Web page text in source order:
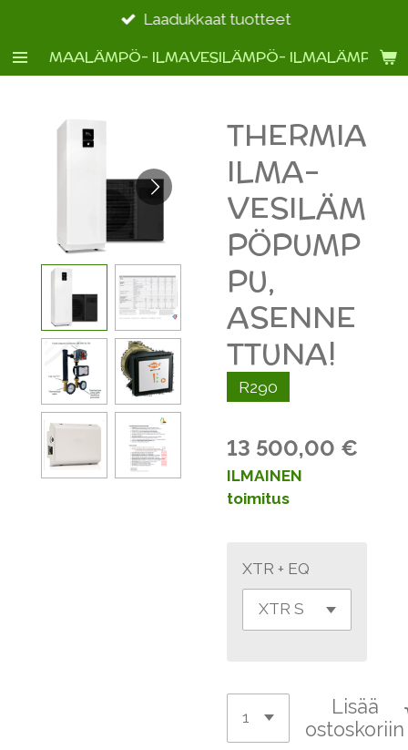
MAALÄMPÖ- ILMAVESILÄMPÖ- ILMALÄMPÖ-
Laadukkaat tuotteet
THERMIA
ILMA-
VESILÄM
PÖPUMP
PU,
ASENNE
TTUNA!
R290
13 500,00 €
ILMAINEN
toimitus
XTR + EQ
Lisää
ostoskoriin